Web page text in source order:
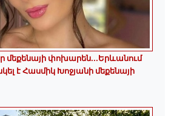
մեքենայի փոխարեն...Երևանում
է Հասմիկ Խոջյանի մեքենայի